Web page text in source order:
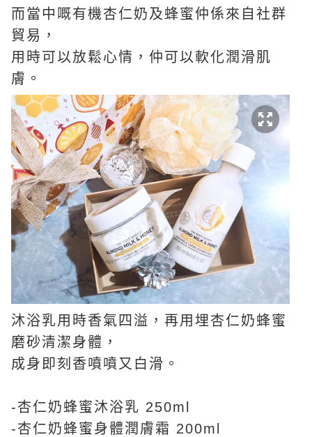
而當中嘅有機杏仁奶及蜂蜜仲係來自社群
貿易，
用時可以放鬆心情，仲可以軟化潤滑肌
膚。
沐浴乳用時香氣四溢，再用埋杏仁奶蜂蜜
磨砂清潔身體，
成身即刻香噴噴又白滑。
-杏仁奶蜂蜜沐浴乳 250ml
-杏仁奶蜂蜜身體潤膚霜 200ml